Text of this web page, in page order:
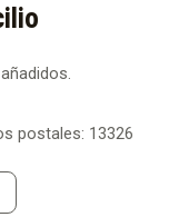
postales: 13326